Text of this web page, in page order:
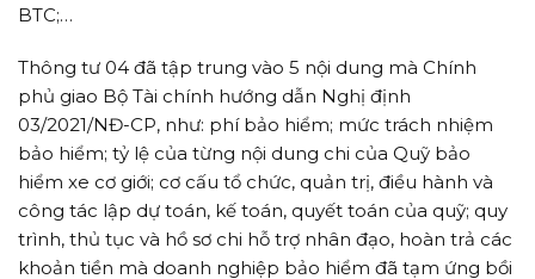
BTC;…
Thông tư 04 đã tập trung vào 5 nội dung mà Chính
phủ giao Bộ Tài chính hướng dẫn Nghị định
03/2021/NĐ-CP, như: phí bảo hiểm; mức trách nhiệm
bảo hiểm; tỷ lệ của từng nội dung chi của Quỹ bảo
hiểm xe cơ giới; cơ cấu tổ chức, quản trị, điều hành và
công tác lập dự toán, kế toán, quyết toán của quỹ; quy
trình, thủ tục và hồ sơ chi hỗ trợ nhân đạo, hoàn trả các
khoản tiền mà doanh nghiệp bảo hiểm đã tạm ứng bồi